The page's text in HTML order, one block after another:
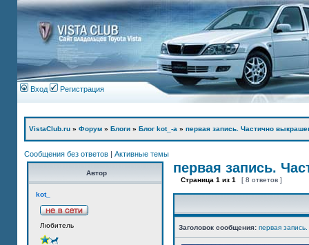
Вход Регистрация
VistaClub.ru » Форум » Блоги » Блог kot_-а » первая запись. Частично
Сообщения без ответов | Активные темы
Автор
kot_
Любитель
первая запись.
Страница 1 из 1 [ 8 ответов ]
Заголовок сообщения: первая